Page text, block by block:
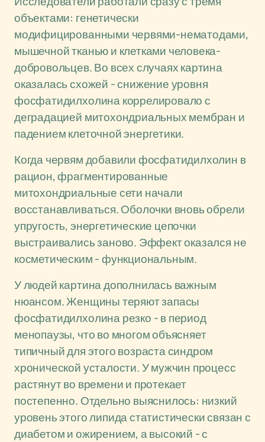
объектами: генетически
модифицированными червями-нематодами,
мышечной тканью и клетками человека-
добровольцев. Во всех случаях картина
оказалась схожей - снижение уровня
фосфатидилхолина коррелировало с
деградацией митохондриальных мембран и
падением клеточной энергетики.
Когда червям добавили фосфатидилхолин в
рацион, фрагментированные
митохондриальные сети начали
восстанавливаться. Оболочки вновь обрели
упругость, энергетические цепочки
выстраивались заново. Эффект оказался не
косметическим - функциональным.
У людей картина дополнилась важным
нюансом. Женщины теряют запасы
фосфатидилхолина резко - в период
менопаузы, что во многом объясняет
типичный для этого возраста синдром
хронической усталости. У мужчин процесс
растянут во времени и протекает
постепенно. Отдельно выяснилось: низкий
уровень этого липида статистически связан с
диабетом и ожирением, а высокий - с